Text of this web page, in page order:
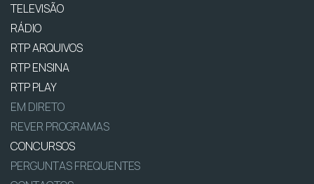
TELEVISÃO
RÁDIO
RTP ARQUIVOS
RTP ENSINA
RTP PLAY
EM DIRETO
REVER PROGRAMAS
CONCURSOS
PERGUNTAS FREQUENTES